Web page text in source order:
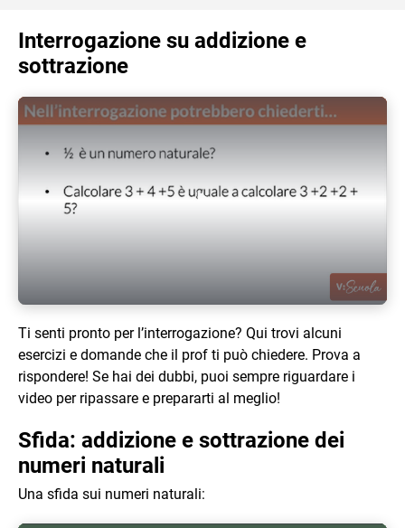
Interrogazione su addizione e
sottrazione
Play Video
Ti senti pronto per l’interrogazione? Qui trovi alcuni
esercizi e domande che il prof ti può chiedere. Prova a
rispondere! Se hai dei dubbi, puoi sempre riguardare i
video per ripassare e prepararti al meglio!
Sfida: addizione e sottrazione dei
numeri naturali
Una sfida sui numeri naturali: